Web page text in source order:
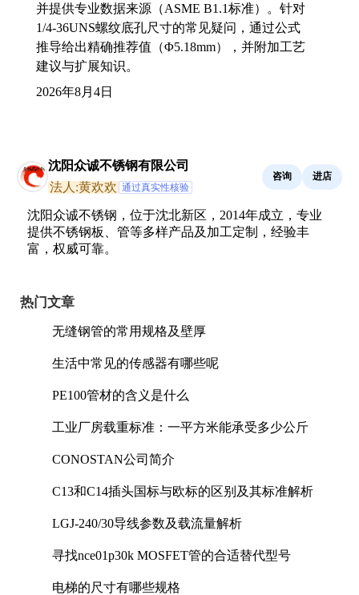
并提供专业数据来源（ASME B1.1标准）。针对
1/4-36UNS螺纹底孔尺寸的常见疑问，通过公式
推导给出精确推荐值（Φ5.18mm），并附加工艺
建议与扩展知识。
2026年8月4日
沈阳众诚不锈钢有限公司
法人:黄欢欢 通过真实性核验
咨询 进店
沈阳众诚不锈钢，位于沈北新区，2014年成立，专业
提供不锈钢板、管等多样产品及加工定制，经验丰
富，权威可靠。
热门文章
无缝钢管的常用规格及壁厚
生活中常见的传感器有哪些呢
PE100管材的含义是什么
工业厂房载重标准：一平方米能承受多少公斤
CONOSTAN公司简介
C13和C14插头国标与欧标的区别及其标准解析
LGJ-240/30导线参数及载流量解析
寻找nce01p30k MOSFET管的合适替代型号
电梯的尺寸有哪些规格